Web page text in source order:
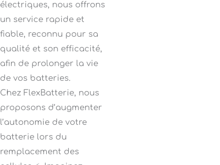
électriques, nous offrons
un service rapide et
fiable, reconnu pour sa
qualité et son efficacité,
afin de prolonger la vie
de vos batteries.
Chez FlexBatterie, nous
proposons d’augmenter
l’autonomie de votre
batterie lors du
remplacement des